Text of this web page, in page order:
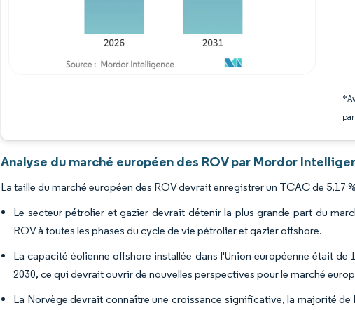
Analyse du marché européen des ROV par Mordor
La taille du marché européen des ROV devrait enregistrer un TCAC de 5,17
Le secteur pétrolier et gazier devrait détenir la plus grande part du
ROV à toutes les phases du cycle de vie pétrolier et gazier offshore.
La capacité éolienne offshore installée dans l'Union européenne était
2030, ce qui devrait ouvrir de nouvelles perspectives pour le marché
La Norvège devrait connaître une croissance significative, la majorité